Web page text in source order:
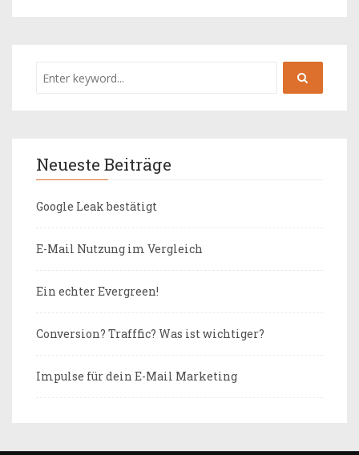
Neueste Beiträge
Google Leak bestätigt
E-Mail Nutzung im Vergleich
Ein echter Evergreen!
Conversion? Trafffic? Was ist wichtiger?
Impulse für dein E-Mail Marketing